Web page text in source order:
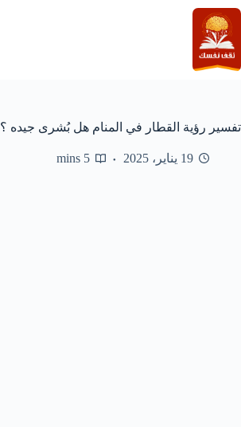
التجاوز
إلى
المحتوى
تفسير رؤية القطار في المنام هل بُشرى جيده ؟
19 يناير، 2025 5 mins